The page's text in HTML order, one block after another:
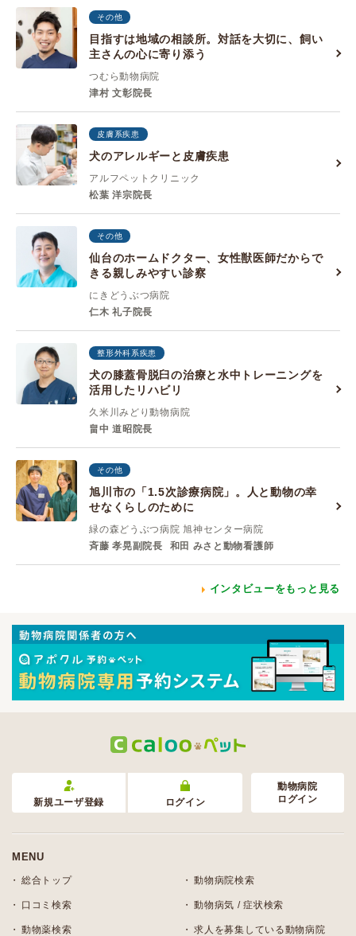
その他
目指すは地域の相談所。対話を大切に、飼い
主さんの心に寄り添う
つむら動物病院
津村 文彰院長
皮膚系疾患
犬のアレルギーと皮膚疾患
アルフペットクリニック
松葉 洋宗院長
その他
仙台のホームドクター、女性獣医師だからで
きる親しみやすい診察
にきどうぶつ病院
仁木 礼子院長
整形外科系疾患
犬の膝蓋骨脱臼の治療と水中トレーニングを
活用したリハビリ
久米川みどり動物病院
畠中 道昭院長
その他
旭川市の「1.5次診療病院」。人と動物の幸
せなくらしのために
緑の森どうぶつ病院 旭神センター病院
斉藤 孝晃副院長
和田 みさと動物看護師
インタビューをもっと見る
新規ユーザ登録 ログイン
動物病院
ログイン
MENU
総合トップ 動物病院検索
口コミ検索 動物病気 / 症状検索
動物薬検索 求人を募集している動物病院